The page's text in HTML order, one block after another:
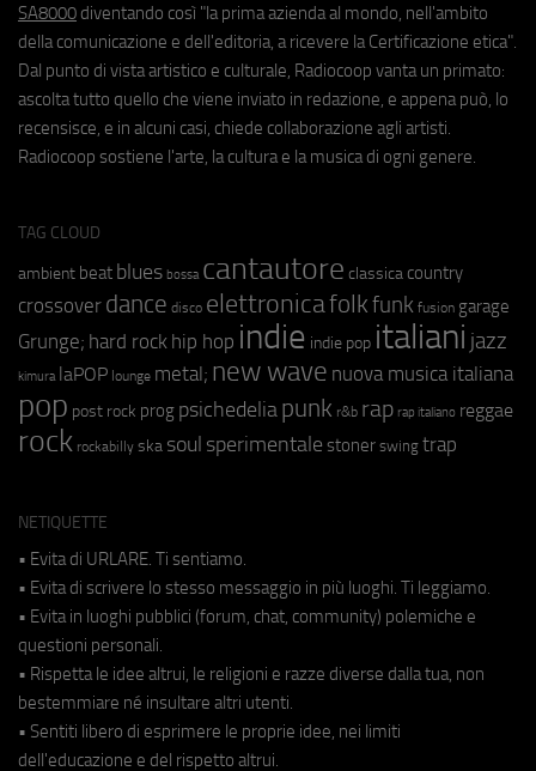
SA8000 diventando così "la prima azienda al mondo, nell'ambito
della comunicazione e dell'editoria, a ricevere la Certificazione etica".
Dal punto di vista artistico e culturale, Radiocoop vanta un primato:
ascolta tutto quello che viene inviato in redazione, e appena può, lo
recensisce, e in alcuni casi, chiede collaborazione agli artisti.
Radiocoop sostiene l'arte, la cultura e la musica di ogni genere.
TAG CLOUD
ambient beat blues bossa cantautore classica country
crossover dance disco elettronicafolkfunk fusion garage
Grunge; hard rock hip hop indie indie pop italiani jazz
kimura laPOP lounge metal; new wave nuova musica italiana
pop post rock prog psichedeliapunk r&b rap rap italiano reggae
rock rockabilly ska soul sperimentale stoner swing trap
NETIQUETTE
• Evita di URLARE. Ti sentiamo.
• Evita di scrivere lo stesso messaggio in più luoghi. Ti leggiamo.
• Evita in luoghi pubblici (forum, chat, community) polemiche e
questioni personali.
• Rispetta le idee altrui, le religioni e razze diverse dalla tua, non
bestemmiare né insultare altri utenti.
• Sentiti libero di esprimere le proprie idee, nei limiti
dell'educazione e del rispetto altrui.